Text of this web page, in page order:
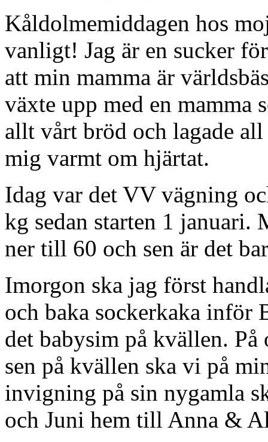
Kåldolmemiddagen hos
vanligt! Jag är en sucker
att min mamma är
växte upp med en mamma
allt vårt bröd och lagade
mig varmt om hjärtat.
Idag var det VV vägning
kg sedan starten 1
ner till 60 och sen är det
Imorgon ska jag först
och baka sockerkaka inför
det babysim på kvällen. På
sen på kvällen ska vi på
invigning på sin nygamla
och Juni hem till Anna &